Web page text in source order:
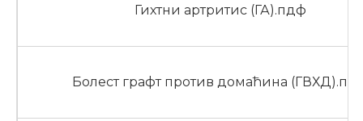
Гихтни артритис (ГА).пдф
Болест графт против домаћина